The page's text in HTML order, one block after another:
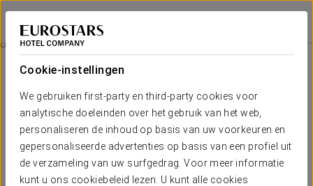
Cookie-instellingen
We gebruiken first-party en third-party cookies voor
analytische doeleinden over het gebruik van het web,
personaliseren de inhoud op basis van uw voorkeuren en
gepersonaliseerde advertenties op basis van een profiel uit
de verzameling van uw surfgedrag. Voor meer informatie
kunt u ons cookiebeleid lezen. U kunt alle cookies
Exe International Palace
ROME
Horeca